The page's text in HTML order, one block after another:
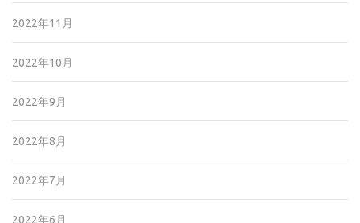
2022年11月
2022年10月
2022年9月
2022年8月
2022年7月
2022年6月